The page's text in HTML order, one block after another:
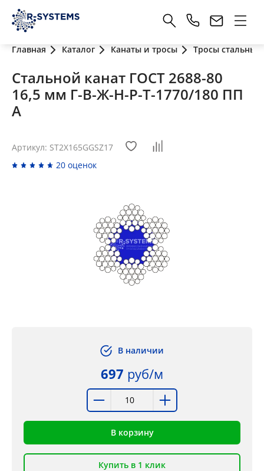
Главная Каталог Канаты и тросы Тросы стальные
Стальной канат ГОСТ 2688-80
16,5 мм Г-В-Ж-Н-Р-Т-1770/180 ПП
А
Артикул: ST2X165GGSZ17
20 оценок
В наличии
697 руб/м
В корзину
Купить в 1 клик